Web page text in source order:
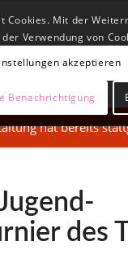
hat bereits
des
Cookies. Mit der
Verwendung von
akzeptieren
Benachrichtigung